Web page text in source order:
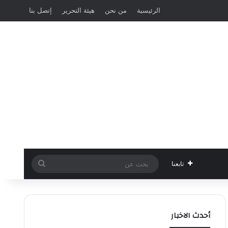
الرئيسية من نحن هيئة التحرير إتصل بنا
تابعنا
عن
أحدث الاخبار